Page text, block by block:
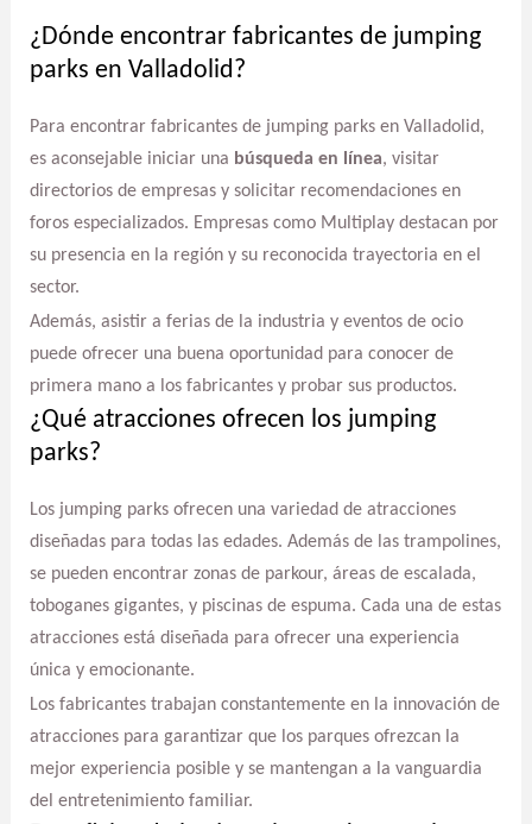
¿Dónde encontrar fabricantes de jumping
parks en Valladolid?
Para encontrar fabricantes de jumping parks en Valladolid,
es aconsejable iniciar una búsqueda en línea, visitar
directorios de empresas y solicitar recomendaciones en
foros especializados. Empresas como Multiplay destacan por
su presencia en la región y su reconocida trayectoria en el
sector.
Además, asistir a ferias de la industria y eventos de ocio
puede ofrecer una buena oportunidad para conocer de
primera mano a los fabricantes y probar sus productos.
¿Qué atracciones ofrecen los jumping
parks?
Los jumping parks ofrecen una variedad de atracciones
diseñadas para todas las edades. Además de las trampolines,
se pueden encontrar zonas de parkour, áreas de escalada,
toboganes gigantes, y piscinas de espuma. Cada una de estas
atracciones está diseñada para ofrecer una experiencia
única y emocionante.
Los fabricantes trabajan constantemente en la innovación de
atracciones para garantizar que los parques ofrezcan la
mejor experiencia posible y se mantengan a la vanguardia
del entretenimiento familiar.